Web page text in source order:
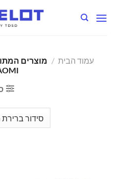
עמוד הבית /